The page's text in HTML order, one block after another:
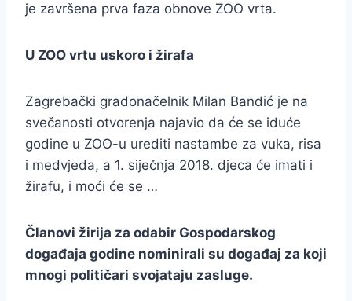
je završena prva faza obnove ZOO vrta.
U ZOO vrtu uskoro i žirafa
Zagrebački gradonačelnik Milan Bandić je na
svečanosti otvorenja najavio da će se iduće
godine u ZOO-u urediti nastambe za vuka, risa
i medvjeda, a 1. siječnja 2018. djeca će imati i
žirafu, i moći će se …
Članovi žirija za odabir Gospodarskog
događaja godine nominirali su događaj za koji
mnogi političari svojataju zasluge.